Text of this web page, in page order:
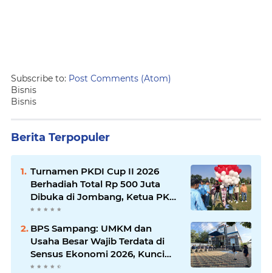
Subscribe to: Post Comments (Atom)
Bisnis
Bisnis
Berita Terpopuler
Turnamen PKDI Cup II 2026
Berhadiah Total Rp 500 Juta
Dibuka di Jombang, Ketua PKDI
Jatim Syaifullah Mahdi: Ajang
Komunikasi Antar-Kades untuk
Memajukan Desa
BPS Sampang: UMKM dan
Usaha Besar Wajib Terdata di
Sensus Ekonomi 2026, Kunci
Kebijakan Tepat Sasaran